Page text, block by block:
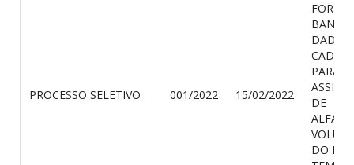
PROCESSO SELETIVO 001/2022 15/02/2022
BANCO
DADOS
PARA
DE
DO